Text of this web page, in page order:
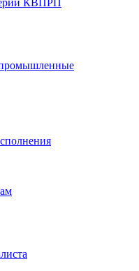
КВПРП
промышленные